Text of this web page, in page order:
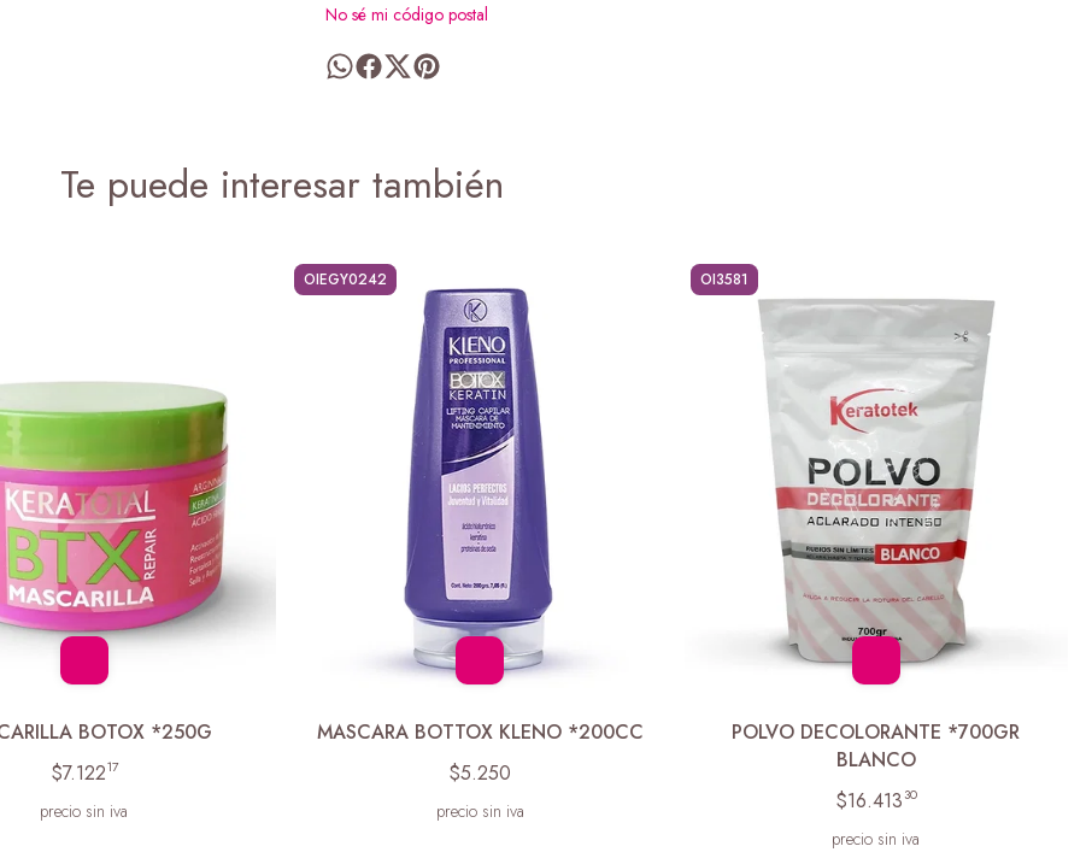
No sé mi código postal
Te puede interesar también
BOTOX *250G
$7.12217
precio sin iva
OIEGY0242
MASCARA BOTTOX KLENO *200CC
$5.250
precio sin iva
OI3581
POLVO DECOLORANTE *700GR
BLANCO
$16.413 30
precio sin iva